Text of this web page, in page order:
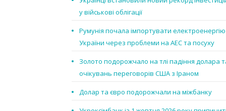
у військові облігації
Румунія почала імпортувати електроенергію
України через проблеми на АЕС та посуху
Золото подорожчало на тлі падіння долара
очікувань переговорів США з Іраном
Долар та євро подорожчали на міжбанку